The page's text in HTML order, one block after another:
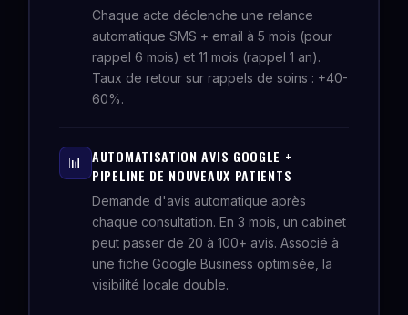
Chaque acte déclenche une relance
automatique SMS + email à 5 mois (pour
rappel 6 mois) et 11 mois (rappel 1 an).
Taux de retour sur rappels de soins : +40-
60%.
📊 AUTOMATISATION AVIS GOOGLE +
PIPELINE DE NOUVEAUX PATIENTS
Demande d'avis automatique après
chaque consultation. En 3 mois, un cabinet
peut passer de 20 à 100+ avis. Associé à
une fiche Google Business optimisée, la
visibilité locale double.